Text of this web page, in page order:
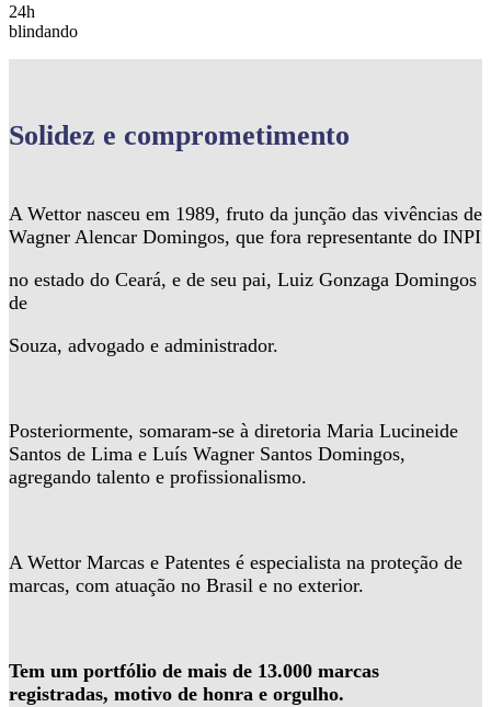
24h
blindando
Solidez e comprometimento
A Wettor nasceu em 1989, fruto da junção das vivências de
Wagner Alencar Domingos, que fora representante do INPI
no estado do Ceará, e de seu pai, Luiz Gonzaga Domingos
de
Souza, advogado e administrador.
Posteriormente, somaram-se à diretoria Maria Lucineide
Santos de Lima e Luís Wagner Santos Domingos,
agregando talento e profissionalismo.
A Wettor Marcas e Patentes é especialista na proteção de
marcas, com atuação no Brasil e no exterior.
Tem um portfólio de mais de 13.000 marcas
registradas, motivo de honra e orgulho.